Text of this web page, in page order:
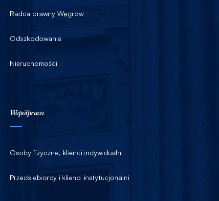
Radca prawny Węgrów
Odszkodowania
Nieruchomości
Współpraca
Osoby fizyczne, klienci indywidualni
Przedsiębiorcy i klienci instytucjonalni